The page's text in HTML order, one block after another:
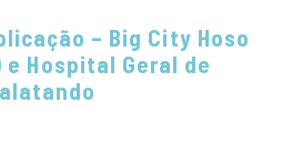
– Big City Hoso
Hospital Geral de